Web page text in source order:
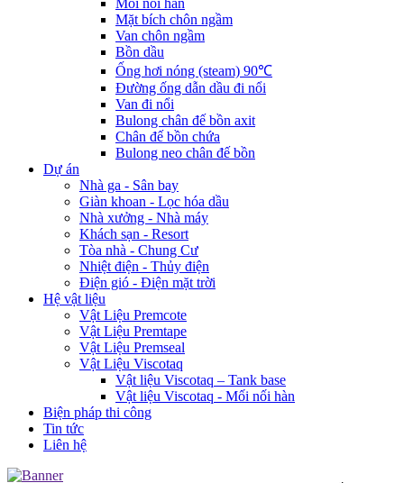
Mối nối hàn
Mặt bích chôn ngầm
Van chôn ngầm
Bồn dầu
Ống hơi nóng (steam) 90℃
Đường ống dẫn dầu đi nổi
Van đi nổi
Bulong chân đế bồn axit
Chân đế bồn chứa
Bulong neo chân đế bồn
Dự án
Nhà ga - Sân bay
Giàn khoan - Lọc hóa dầu
Nhà xưởng - Nhà máy
Khách sạn - Resort
Tòa nhà - Chung Cư
Nhiệt điện - Thủy điện
Điện gió - Điện mặt trời
Hệ vật liệu
Vật Liệu Premcote
Vật Liệu Premtape
Vật Liệu Premseal
Vật Liệu Viscotaq
Vật liệu Viscotaq – Tank base
Vật liệu Viscotaq - Mối nối hàn
Biện pháp thi công
Tin tức
Liên hệ